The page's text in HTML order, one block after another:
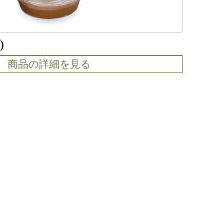
商品の詳細を見る